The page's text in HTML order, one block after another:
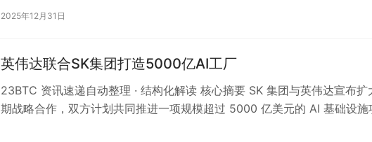
2025年12月31日
英伟达联合SK集团打造5000亿AI工厂
23BTC 资讯速递自动整理 · 结构化解读 核心摘要 SK 集团与英伟达宣布扩
期战略合作，双方计划共同推进一项规模超过 5000 亿美元的 AI 基础设施